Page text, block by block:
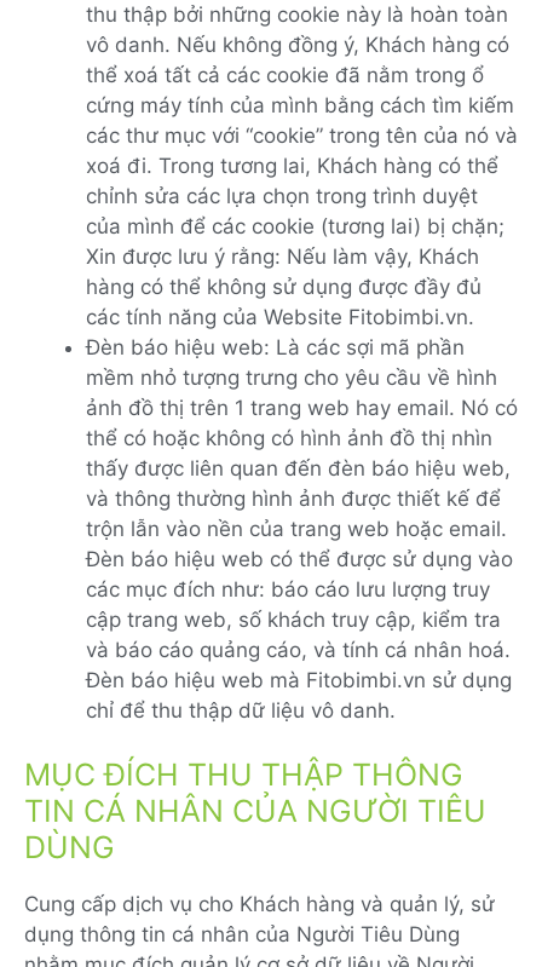
thu thập bởi những cookie này là hoàn toàn
vô danh. Nếu không đồng ý, Khách hàng có
thể xoá tất cả các cookie đã nằm trong ổ
cứng máy tính của mình bằng cách tìm kiếm
các thư mục với “cookie” trong tên của nó và
xoá đi. Trong tương lai, Khách hàng có thể
chỉnh sửa các lựa chọn trong trình duyệt
của mình để các cookie (tương lai) bị chặn;
Xin được lưu ý rằng: Nếu làm vậy, Khách
hàng có thể không sử dụng được đầy đủ
các tính năng của Website Fitobimbi.vn.
Đèn báo hiệu web: Là các sợi mã phần
mềm nhỏ tượng trưng cho yêu cầu về hình
ảnh đồ thị trên 1 trang web hay email. Nó có
thể có hoặc không có hình ảnh đồ thị nhìn
thấy được liên quan đến đèn báo hiệu web,
và thông thường hình ảnh được thiết kế để
trộn lẫn vào nền của trang web hoặc email.
Đèn báo hiệu web có thể được sử dụng vào
các mục đích như: báo cáo lưu lượng truy
cập trang web, số khách truy cập, kiểm tra
và báo cáo quảng cáo, và tính cá nhân hoá.
Đèn báo hiệu web mà Fitobimbi.vn sử dụng
chỉ để thu thập dữ liệu vô danh.
MỤC ĐÍCH THU THẬP THÔNG
TIN CÁ NHÂN CỦA NGƯỜI TIÊU
DÙNG
Cung cấp dịch vụ cho Khách hàng và quản lý, sử
dụng thông tin cá nhân của Người Tiêu Dùng